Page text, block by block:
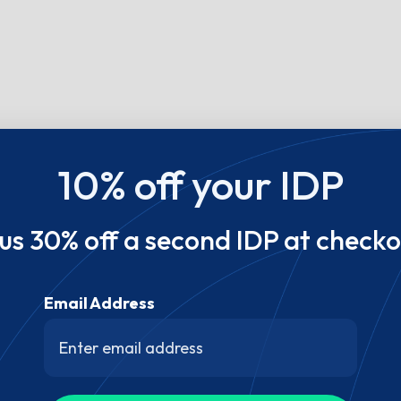
10% off your IDP
30% off a second IDP at
Email Address